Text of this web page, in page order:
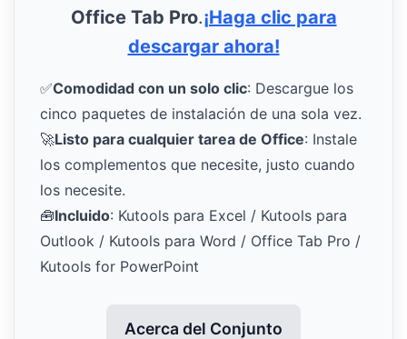
Office Tab Pro.¡Haga clic para
descargar ahora!
✅Comodidad con un solo clic: Descargue los
cinco paquetes de instalación de una sola vez.
🚀Listo para cualquier tarea de Office: Instale
los complementos que necesite, justo cuando
los necesite.
🧰Incluido: Kutools para Excel / Kutools para
Outlook / Kutools para Word / Office Tab Pro /
Kutools for PowerPoint
Acerca del Conjunto